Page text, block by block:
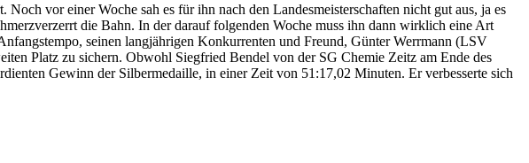
vor einer Woche sah es für ihn nach den Landesmeisterschaften nicht gut aus, ja es
die Bahn. In der darauf folgenden Woche muss ihn dann wirklich eine Art
seinen langjährigen Konkurrenten und Freund, Günter Werrmann (LSV
Platz zu sichern. Obwohl Siegfried Bendel von der SG Chemie Zeitz am Ende des
Gewinn der Silbermedaille, in einer Zeit von 51:17,02 Minuten. Er verbesserte sich